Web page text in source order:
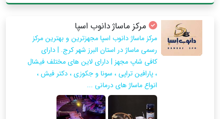
مرکز ماساژ دانوب اسپا
مرکز ماساژ دانوب اسپا مجهزترین و بهترین مرکز
رسمی ماساژ در استان البرز شهر کرج. | دارای
کافی شاپ مجهز | دارای لاین های مختلف فیشال
، پارافين تراپی ، سونا و جکوزی ، دکتر فیش ،
انواع ماساژ های درمانی ...